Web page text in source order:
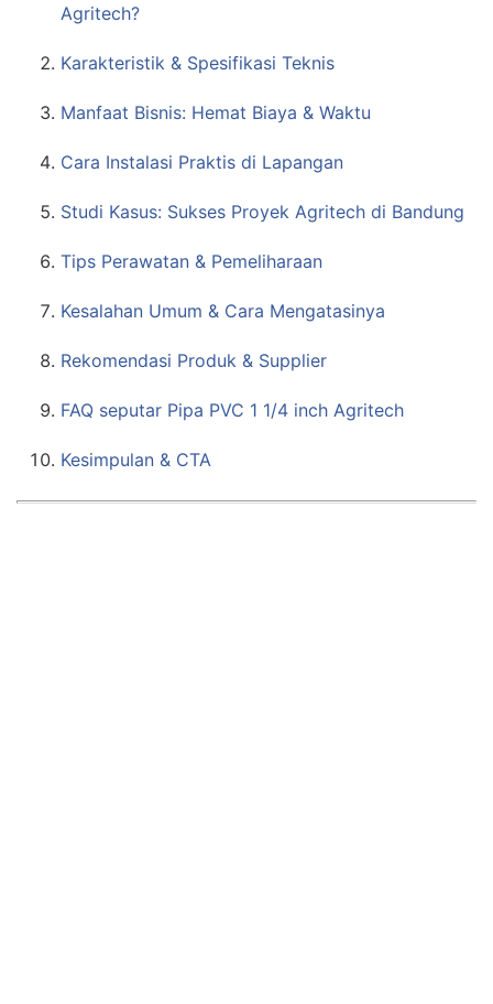
Agritech?
Karakteristik & Spesifikasi Teknis
Manfaat Bisnis: Hemat Biaya & Waktu
Cara Instalasi Praktis di Lapangan
Studi Kasus: Sukses Proyek Agritech di Bandung
Tips Perawatan & Pemeliharaan
Kesalahan Umum & Cara Mengatasinya
Rekomendasi Produk & Supplier
FAQ seputar Pipa PVC 1 1/4 inch Agritech
Kesimpulan & CTA